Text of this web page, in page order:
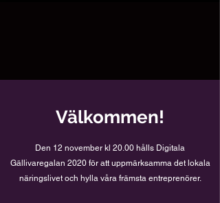
Välkommen!
Den 12 november kl 20.00 hålls Digitala
Gällivaregalan 2020 för att uppmärksamma det lokala
näringslivet och hylla våra främsta entreprenörer.